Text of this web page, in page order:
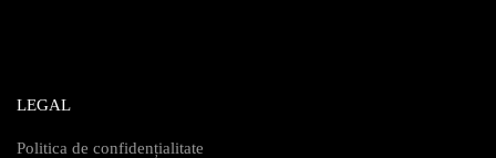
LEGAL
Politica de confidențialitate